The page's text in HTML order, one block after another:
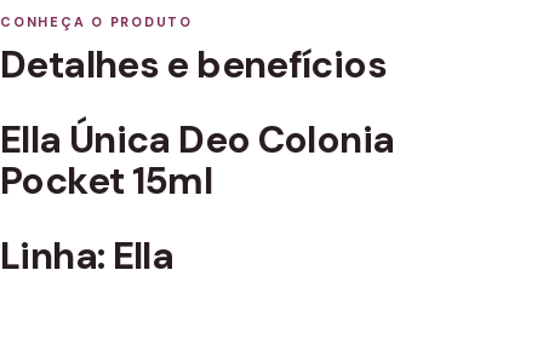
CONHEÇA O PRODUTO
Detalhes e benefícios
Ella Única Deo Colonia
Pocket 15ml
Linha: Ella